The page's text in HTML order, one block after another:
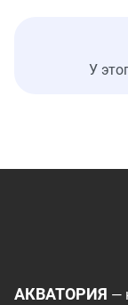
У
АКВАТОРИЯ —